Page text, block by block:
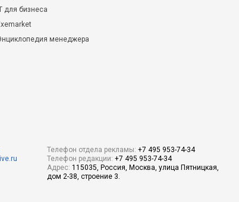
для бизнеса
менеджера
Телефон отдела рекламы: +7 495 953-74-34
Телефон редакции: +7 495 953-74-34
Адрес: 115035, Россия, Москва, улица Пятницкая,
дом 2-38, строение 3.